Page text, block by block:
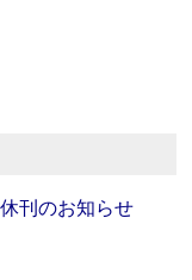
刊のお知らせ